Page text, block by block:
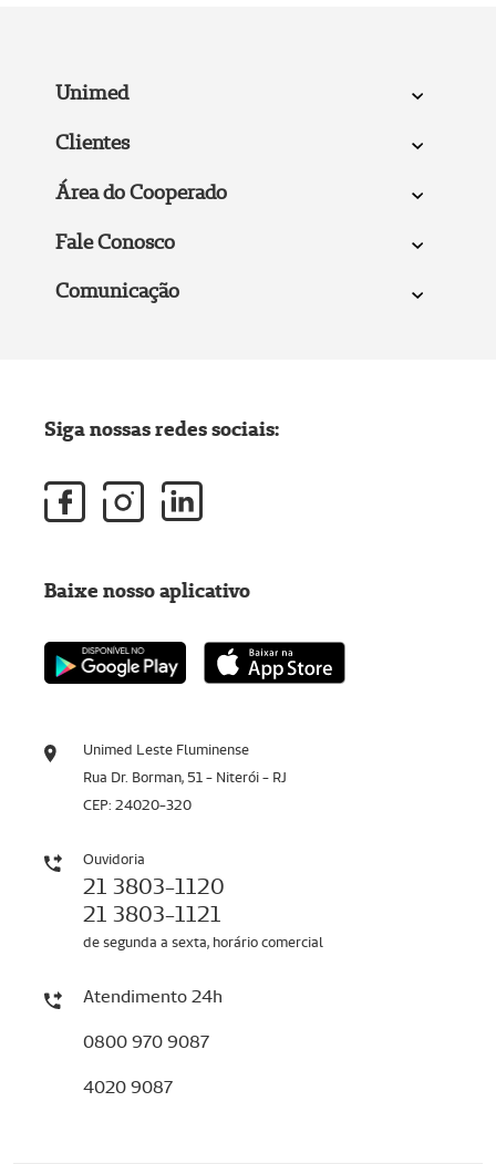
Unimed
Clientes
Área do Cooperado
Fale Conosco
Comunicação
Unimed Leste Fluminense
Rua Dr. Borman, 51 - Niterói - RJ
CEP: 24020-320
Ouvidoria
21 3803-1120
21 3803-1121
de segunda a sexta, horário comercial
Atendimento 24h
0800 970 9087
4020 9087
Siga nossas redes sociais:
Baixe nosso aplicativo